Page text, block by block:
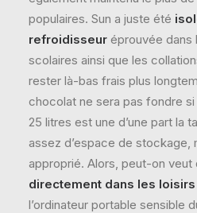
populaires. Sun a juste été
refroidisseur éprouvée dans
scolaires ainsi que les
rester là-bas frais plus
chocolat ne sera pas fondre
25 litres est une d’une part la
assez d’espace de stockage,
approprié. Alors, peut-on veut
directement dans les
l’ordinateur portable sensible